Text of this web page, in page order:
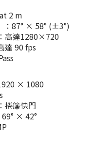
2 m
：87° × 58° (±3°)
高達1280×720
達 90 fps
× 1080
捲簾快門
69° × 42°